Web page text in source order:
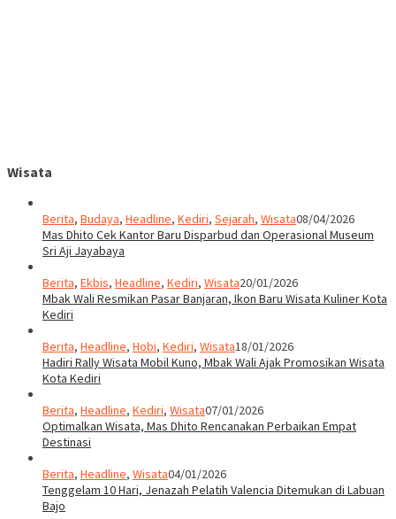
Wisata
Berita, Budaya, Headline, Kediri, Sejarah, Wisata08/04/2026
Mas Dhito Cek Kantor Baru Disparbud dan Operasional Museum
Sri Aji Jayabaya
Berita, Ekbis, Headline, Kediri, Wisata20/01/2026
Mbak Wali Resmikan Pasar Banjaran, Ikon Baru Wisata Kuliner Kota
Kediri
Berita, Headline, Hobi, Kediri, Wisata18/01/2026
Hadiri Rally Wisata Mobil Kuno, Mbak Wali Ajak Promosikan Wisata
Kota Kediri
Berita, Headline, Kediri, Wisata07/01/2026
Optimalkan Wisata, Mas Dhito Rencanakan Perbaikan Empat
Destinasi
Berita, Headline, Wisata04/01/2026
Tenggelam 10 Hari, Jenazah Pelatih Valencia Ditemukan di Labuan
Bajo